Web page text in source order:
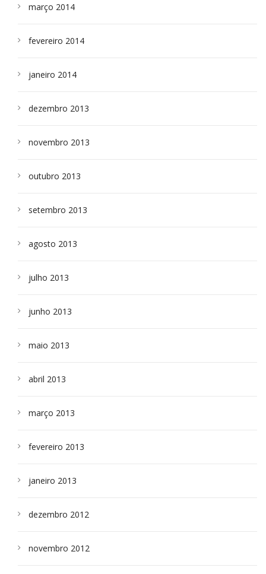
março 2014
fevereiro 2014
janeiro 2014
dezembro 2013
novembro 2013
outubro 2013
setembro 2013
agosto 2013
julho 2013
junho 2013
maio 2013
abril 2013
março 2013
fevereiro 2013
janeiro 2013
dezembro 2012
novembro 2012